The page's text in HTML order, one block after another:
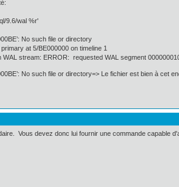
9.6/wal %r'
No such file or directory
at 5/BE000000 on timeline 1
stream: ERROR: requested WAL segment
No such file or directory=> Le fichier est bien à
Vous devez donc lui fournir une commande